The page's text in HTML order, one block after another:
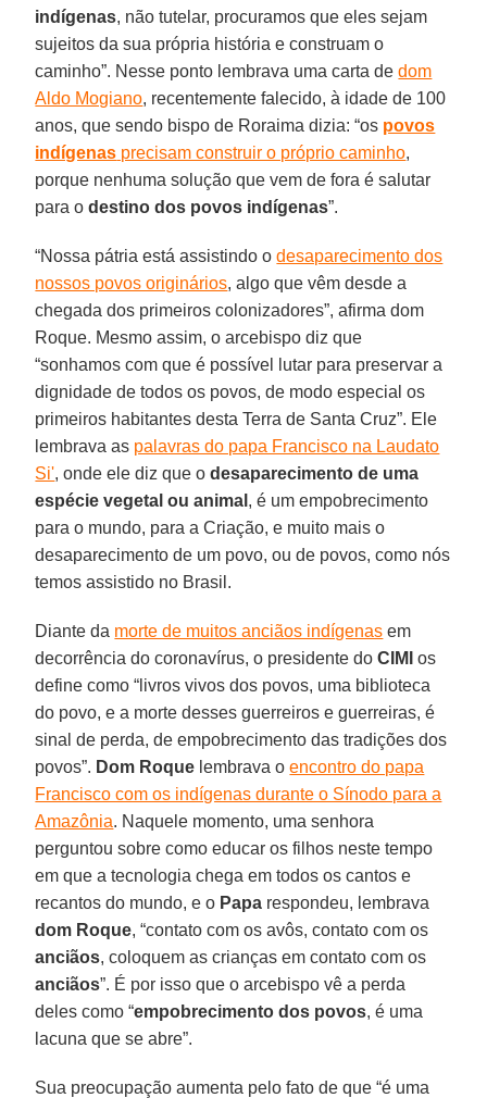
indígenas, não tutelar, procuramos que eles sejam
sujeitos da sua própria história e construam o
caminho”. Nesse ponto lembrava uma carta dedom
Aldo Mogiano, recentemente falecido, à idade de 100
anos, que sendo bispo de Roraima dizia: “os povos
indígenas precisam construir o próprio caminho,
porque nenhuma solução que vem de fora é salutar
para odestino dos povos indígenas”.
“Nossa pátria está assistindo odesaparecimento dos
nossos povos originários, algo que vêm desde a
chegada dos primeiros colonizadores”, afirma dom
Roque. Mesmo assim, o arcebispo diz que
“sonhamos com que é possível lutar para preservar a
dignidade de todos os povos, de modo especial os
primeiros habitantes desta Terra de Santa Cruz”. Ele
lembrava as palavras do papa Francisco na Laudato
Si', onde ele diz que odesaparecimento de uma
espécie vegetal ou animal , é um empobrecimento
para o mundo, para a Criação, e muito mais o
desaparecimento de um povo, ou de povos, como nós
temos assistido no Brasil.
Diante da morte de muitos anciãos indígenas em
decorrência do coronavírus, o presidente doCIMI os
define como “livros vivos dos povos, uma biblioteca
do povo, e a morte desses guerreiros e guerreiras, é
sinal de perda, de empobrecimento das tradições dos
povos”. Dom Roque lembrava oencontro do papa
Francisco com os indígenas durante o Sínodo para a
Amazônia. Naquele momento, uma senhora
perguntou sobre como educar os filhos neste tempo
em que a tecnologia chega em todos os cantos e
recantos do mundo, e o Papa respondeu, lembrava
dom Roque, “contato com os avôs, contato com os
anciãos, coloquem as crianças em contato com os
anciãos”. É por isso que o arcebispo vê a perda
deles como “empobrecimento dos povos, é uma
lacuna que se abre”.
Sua preocupação aumenta pelo fato de que “é uma